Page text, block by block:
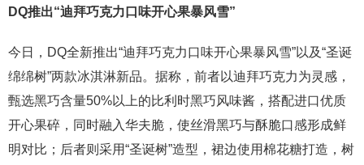
DQ推出“迪拜巧克力口味开心果暴风雪”
今日，DQ全新推出“迪拜巧克力口味开心果暴风雪”以及“圣诞
绵绵树”两款冰淇淋新品。据称，前者以迪拜巧克力为灵感，
甄选黑巧含量50%以上的比利时黑巧风味酱，搭配进口优质
开心果碎，同时融入华夫脆，使丝滑黑巧与酥脆口感形成鲜
明对比；后者则采用“圣诞树”造型，裙边使用棉花糖打造，树